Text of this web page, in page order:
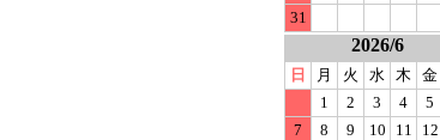
31
2026/6
日 月 火 水 木 金
1
2 3 4 5
7
8 9 10 11 12